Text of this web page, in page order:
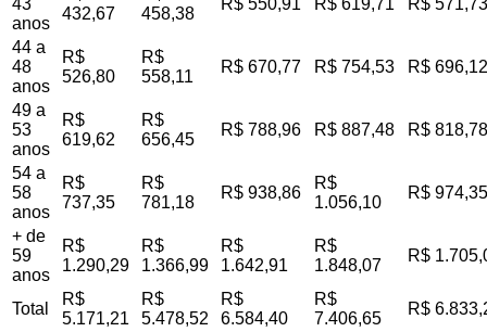
43
anos
432,67
458,38
R$ 550,91 R$ 619,71 R$ 571,73
44 a
48
anos
R$
526,80
R$
558,11
R$ 670,77 R$ 754,53 R$ 696,12
49 a
53
anos
R$
619,62
R$
656,45
R$ 788,96 R$ 887,48 R$ 818,78
54 a
58
anos
R$
737,35
R$
781,18
R$ 938,86
R$
1.056,10
R$ 974,35
+ de
59
anos
R$
1.290,29
R$
1.366,99
R$
1.642,91
R$
1.848,07
R$
Total
R$
5.171,21
R$
5.478,52
R$
6.584,40
R$
7.406,65
R$